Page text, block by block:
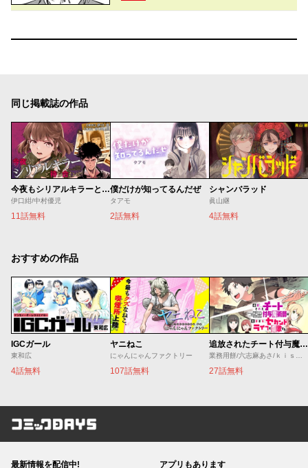
同じ掲載誌の作品
今夜もシリアルキラーと待ち合わせ
伊口紺/中村優児
11話無料
僕だけが知ってるんだぜ
タアモ
2話無料
シャンバラッド
眞山継
4話無料
おすすめの作品
IGCガール
東和広
4話無料
ヤニねこ
にゃんにゃんファクトリー
107話無料
追放されたチート付与魔術師は気ままなセカンドライフを謳歌する。 ～俺は武器だけじゃなく、あらゆるものに『強化ポイント』を付与できるし、俺の意思でいつでも効果を解除できるけど、残った人たち大丈夫？～
27話無料
コミックDAYS
最新情報を配信中! アプリもあります